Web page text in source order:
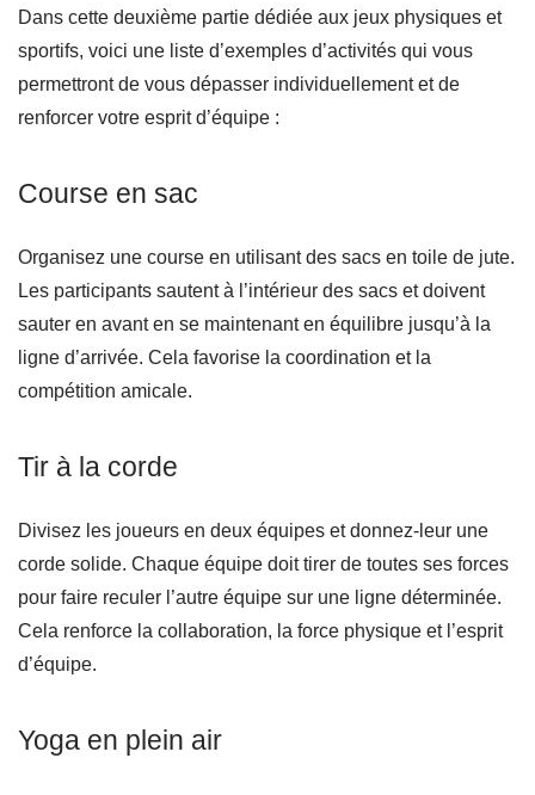
Dans cette deuxième partie dédiée aux jeux physiques et
sportifs, voici une liste d’exemples d’activités qui vous
permettront de vous dépasser individuellement et de
renforcer votre esprit d’équipe :
Course en sac
Organisez une course en utilisant des sacs en toile de jute.
Les participants sautent à l’intérieur des sacs et doivent
sauter en avant en se maintenant en équilibre jusqu’à la
ligne d’arrivée. Cela favorise la coordination et la
compétition amicale.
Tir à la corde
Divisez les joueurs en deux équipes et donnez-leur une
corde solide. Chaque équipe doit tirer de toutes ses forces
pour faire reculer l’autre équipe sur une ligne déterminée.
Cela renforce la collaboration, la force physique et l’esprit
d’équipe.
Yoga en plein air